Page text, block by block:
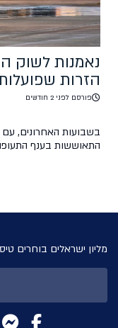
נאמנות לשוק
הזרות
פורסם לפני 2 חודשים
בשבועות האחרונים,
התאוששות בענף
מליון ישראלים בוחרים